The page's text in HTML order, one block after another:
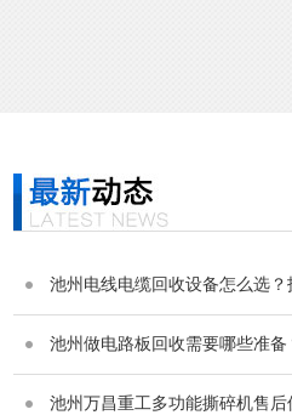
池州电线电缆回收设备怎么选？
工...池州做电路板回收需要哪些准备
聊...池州万昌重工多功能撕碎机售后